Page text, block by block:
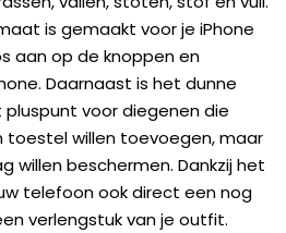
is gemaakt voor je iPhone
aan op de knoppen en
Daarnaast is het dunne
voor diegenen die
toestel willen toevoegen, maar
willen beschermen. Dankzij het
telefoon ook direct een nog
verlengstuk van je outfit.